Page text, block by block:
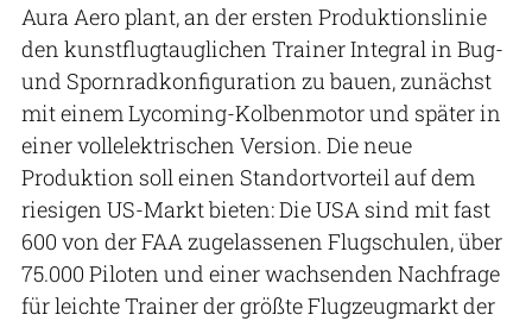
Aura Aero plant, an der ersten Produktionslinie
den kunstflugtauglichen Trainer Integral in Bug-
und Spornradkonfiguration zu bauen, zunächst
mit einem Lycoming-Kolbenmotor und später in
einer vollelektrischen Version. Die neue
Produktion soll einen Standortvorteil auf dem
riesigen US-Markt bieten: Die USA sind mit fast
600 von der FAA zugelassenen Flugschulen, über
75.000 Piloten und einer wachsenden Nachfrage
für leichte Trainer der größte Flugzeugmarkt der